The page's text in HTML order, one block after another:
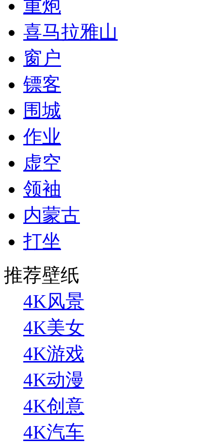
重炮
喜马拉雅山
窗户
镖客
围城
作业
虚空
领袖
内蒙古
打坐
推荐壁纸
4K风景
4K美女
4K游戏
4K动漫
4K创意
4K汽车